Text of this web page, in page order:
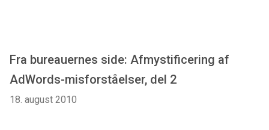
Fra bureauernes side: Afmystificering af
AdWords-misforståelser, del 2
18. august 2010